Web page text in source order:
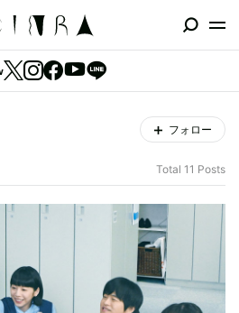
フォロー
Total 11 Posts